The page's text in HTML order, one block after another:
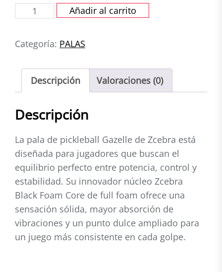
ZCEBRA
Black
Core
cantidad
Añadir al carrito
Categoría: PALAS
Descripción Valoraciones (0)
Descripción
La pala de pickleball Gazelle de Zcebra está
diseñada para jugadores que buscan el
equilibrio perfecto entre potencia, control y
estabilidad. Su innovador núcleo Zcebra
Black Foam Core de full foam ofrece una
sensación sólida, mayor absorción de
vibraciones y un punto dulce ampliado para
un juego más consistente en cada golpe.